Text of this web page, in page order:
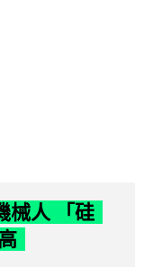
械人 「硅